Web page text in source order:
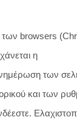
browsers
η
των
και των